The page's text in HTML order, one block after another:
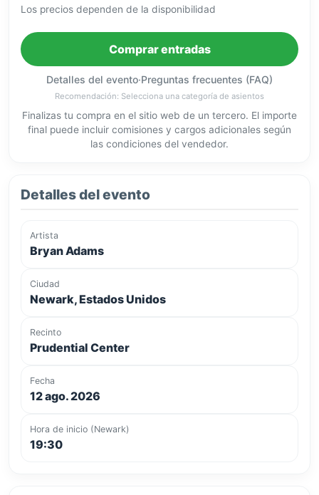
Los precios dependen de la disponibilidad
Comprar entradas
Detalles del evento·Preguntas frecuentes (FAQ)
Recomendación: Selecciona una categoría de asientos
Finalizas tu compra en el sitio web de un tercero. El importe
final puede incluir comisiones y cargos adicionales según
las condiciones del vendedor.
Detalles del evento
Artista
Bryan Adams
Ciudad
Newark, Estados Unidos
Recinto
Prudential Center
Fecha
12 ago. 2026
Hora de inicio (Newark)
19:30